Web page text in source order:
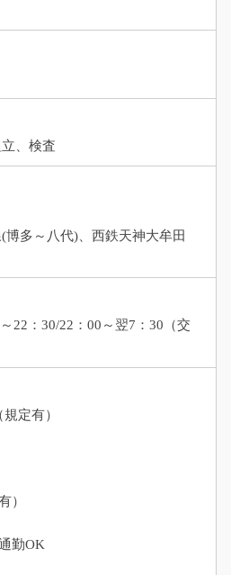
、検査
博多～八代)、西鉄天神大牟田
22：30/22：00～翌7：30（交
定有）
）
勤OK